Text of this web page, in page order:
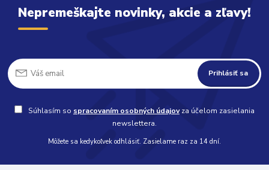
Nepremeškajte novinky, akcie a zľavy!
Prihlásiť sa
Súhlasím so spracovaním osobných údajovza účelom zasielania
newslettera.
Môžete sa kedykoľvek odhlásiť. Zasielame raz za 14 dní.